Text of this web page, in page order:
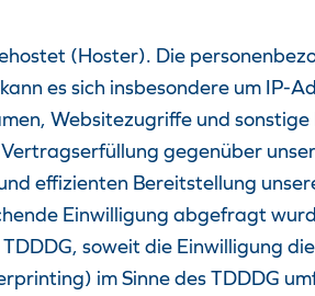
(Hoster). Die
es sich insbesondere um IP-
Websitezugriffe und
gegenüber
effizienten Bereitstellung
Einwilligung abgefragt
soweit die Einwilligung
im Sinne des TDDDG